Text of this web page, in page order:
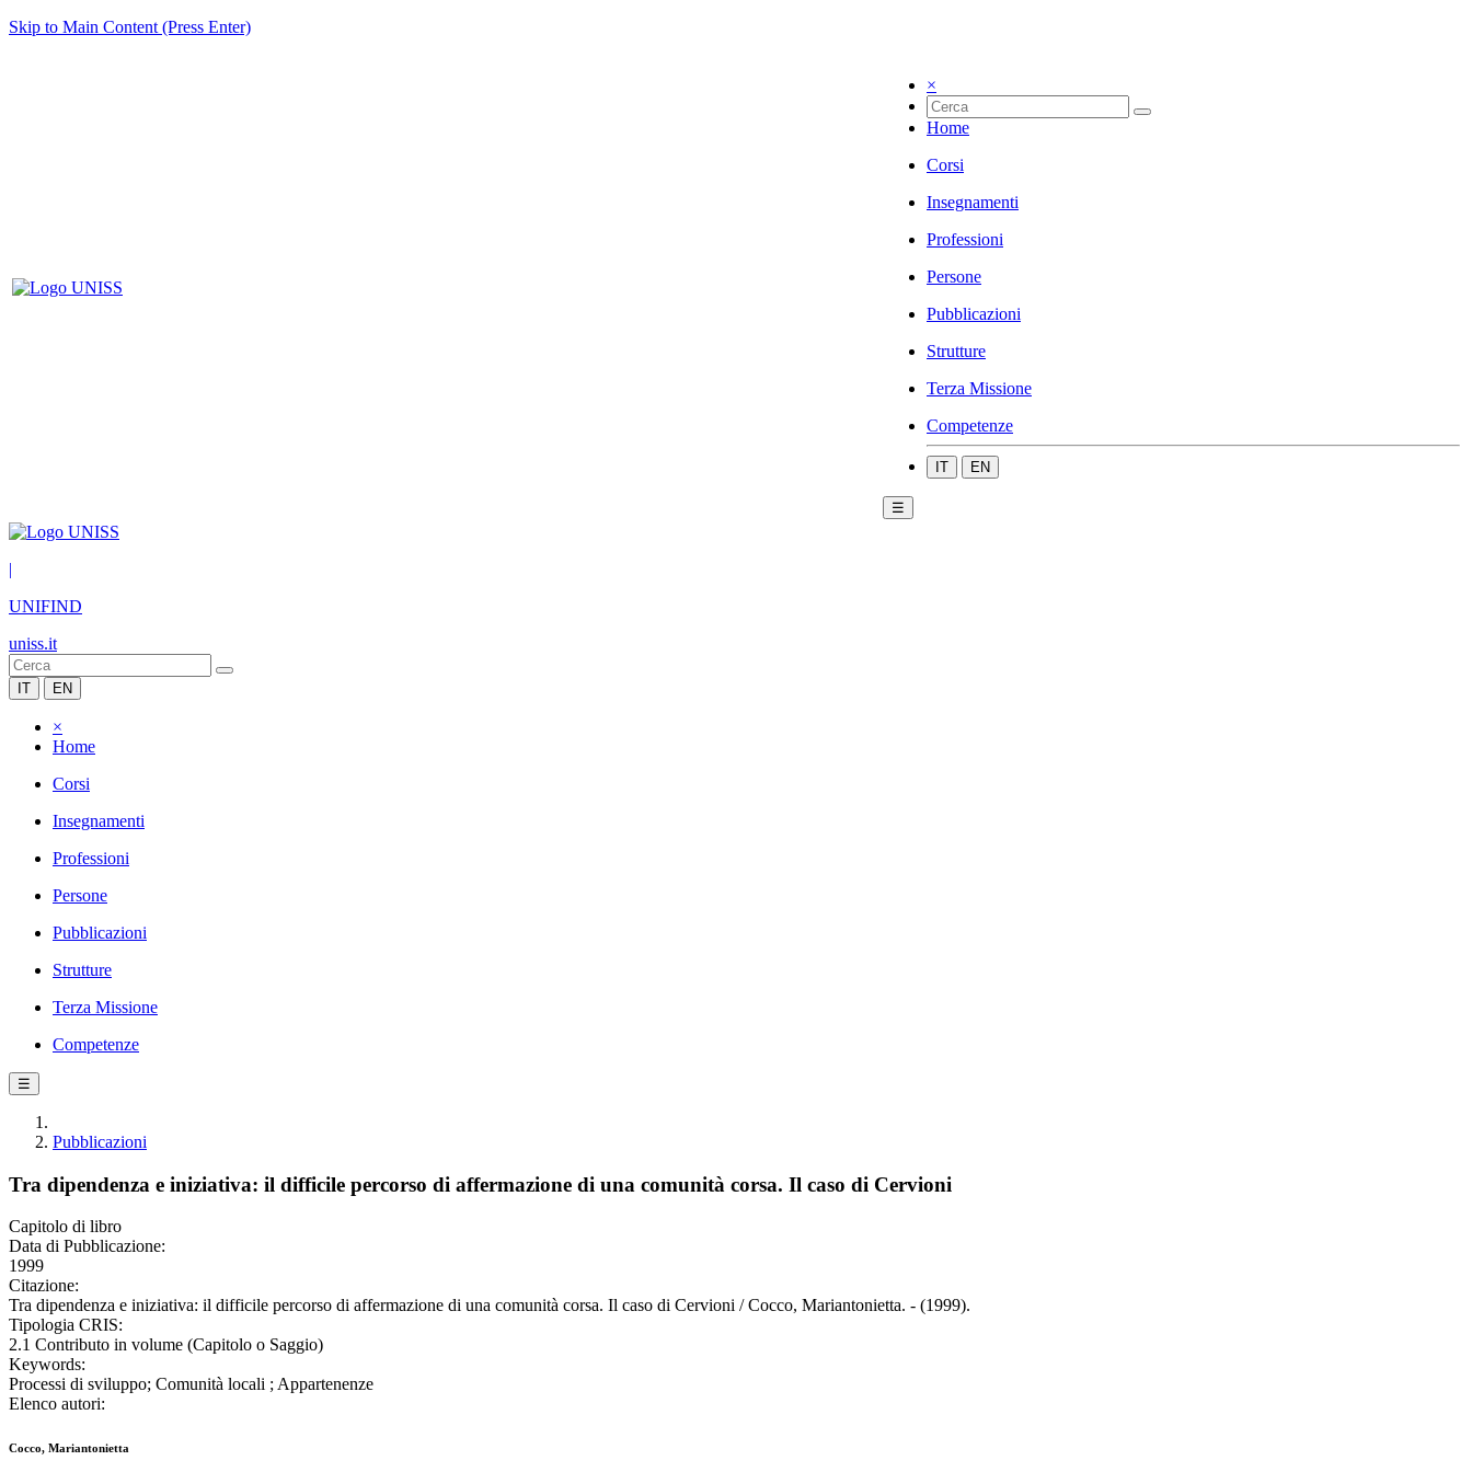
Skip to Main Content (Press Enter)
×
Home
Corsi
Insegnamenti
Professioni
Persone
Pubblicazioni
Strutture
Terza Missione
Competenze
IT EN
☰
|
UNIFIND
uniss.it
IT EN
×
Home
Corsi
Insegnamenti
Professioni
Persone
Pubblicazioni
Strutture
Terza Missione
Competenze
☰
Pubblicazioni
Tra dipendenza e iniziativa: il difficile percorso di affermazione di una comunità corsa. Il caso di Cervioni
Capitolo di libro
Data di Pubblicazione:
1999
Citazione:
Tra dipendenza e iniziativa: il difficile percorso di affermazione di una comunità corsa. Il caso di Cervioni / Cocco, Mariantonietta. - (1999).
Tipologia CRIS:
2.1 Contributo in volume (Capitolo o Saggio)
Keywords:
Processi di sviluppo; Comunità locali ; Appartenenze
Elenco autori:
Cocco, Mariantonietta